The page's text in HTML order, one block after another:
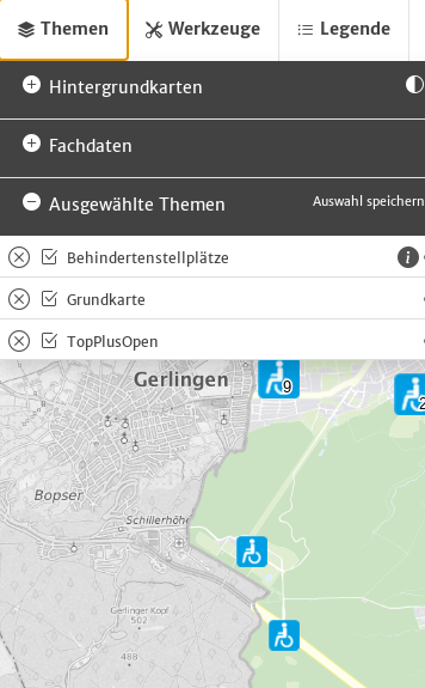
Themen
Hintergrundkarten
Fachdaten
Ausgewählte Themen Auswahl speichern
Behindertenstellplätze
Grundkarte
TopPlusOpen
Werkzeuge Legende